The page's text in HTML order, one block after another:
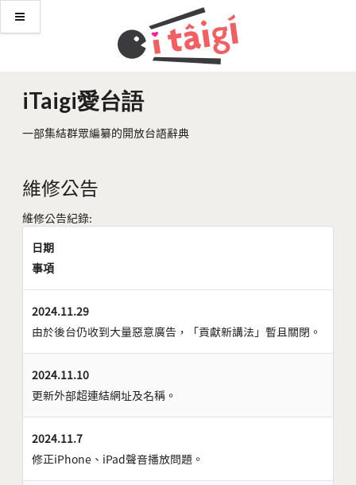
iTaigi愛台語
一部集結群眾編纂的開放台語辭典
維修公告
維修公告紀錄:
日期
事項
2024.11.29
由於後台仍收到大量惡意廣告，「貢獻新講法」暫且關閉。
2024.11.10
更新外部超連結網址及名稱。
2024.11.7
修正iPhone、iPad聲音播放問題。